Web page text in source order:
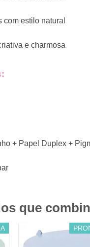
estilo natural
e charmosa
+ Papel Duplex +
que